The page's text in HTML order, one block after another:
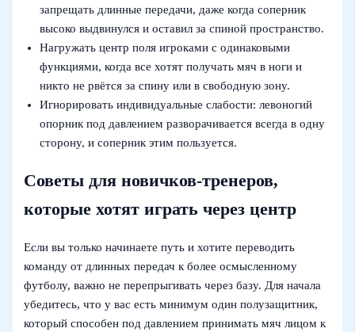
запрещать длинные передачи, даже когда соперник
высоко выдвинулся и оставил за спиной пространство.
Нагружать центр поля игроками с одинаковыми
функциями, когда все хотят получать мяч в ноги и
никто не рвётся за спину или в свободную зону.
Игнорировать индивидуальные слабости: левоногий
опорник под давлением разворачивается всегда в одну
сторону, и соперник этим пользуется.
Советы для новичков‑тренеров,
которые хотят играть через центр
Если вы только начинаете путь и хотите переводить
команду от длинных передач к более осмысленному
футболу, важно не перепрыгивать через базу. Для начала
убедитесь, что у вас есть минимум один полузащитник,
который способен под давлением принимать мяч лицом к